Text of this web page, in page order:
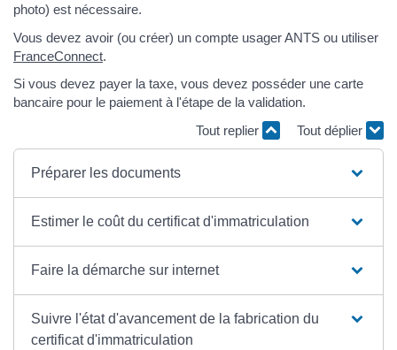
photo) est nécessaire.
Vous devez avoir (ou créer) un compte usager ANTS ou utiliser
FranceConnect.
Si vous devez payer la taxe, vous devez posséder une carte
bancaire pour le paiement à l'étape de la validation.
Tout replier
Tout déplier
Préparer les documents
Estimer le coût du certificat d'immatriculation
Faire la démarche sur internet
Suivre l'état d'avancement de la fabrication du
certificat d'immatriculation